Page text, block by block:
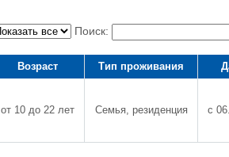
Поиск:
Возраст Тип проживания
от 10 до 22 лет Семья, резиденция с